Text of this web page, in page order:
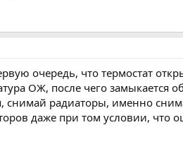
очередь, что термостат
ОЖ, после чего замыкается
снимай радиаторы, именно
даже при том условии, что